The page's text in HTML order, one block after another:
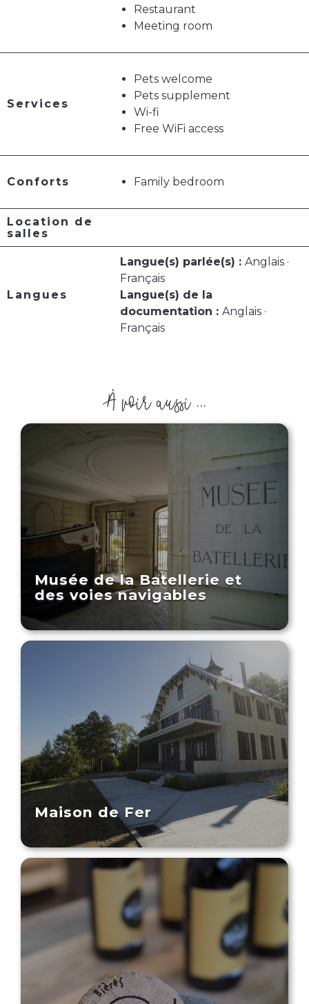
Restaurant
Meeting room
Services
Pets welcome
Pets supplement
Wi-fi
Free WiFi access
Conforts Family bedroom
Location de
salles
Langues
Langue(s) parlée(s) : Anglais ·
Français
Langue(s) de la
documentation : Anglais ·
Français
À voir aussi ...
Musée de la Batellerie et
des voies navigables
Maison de Fer